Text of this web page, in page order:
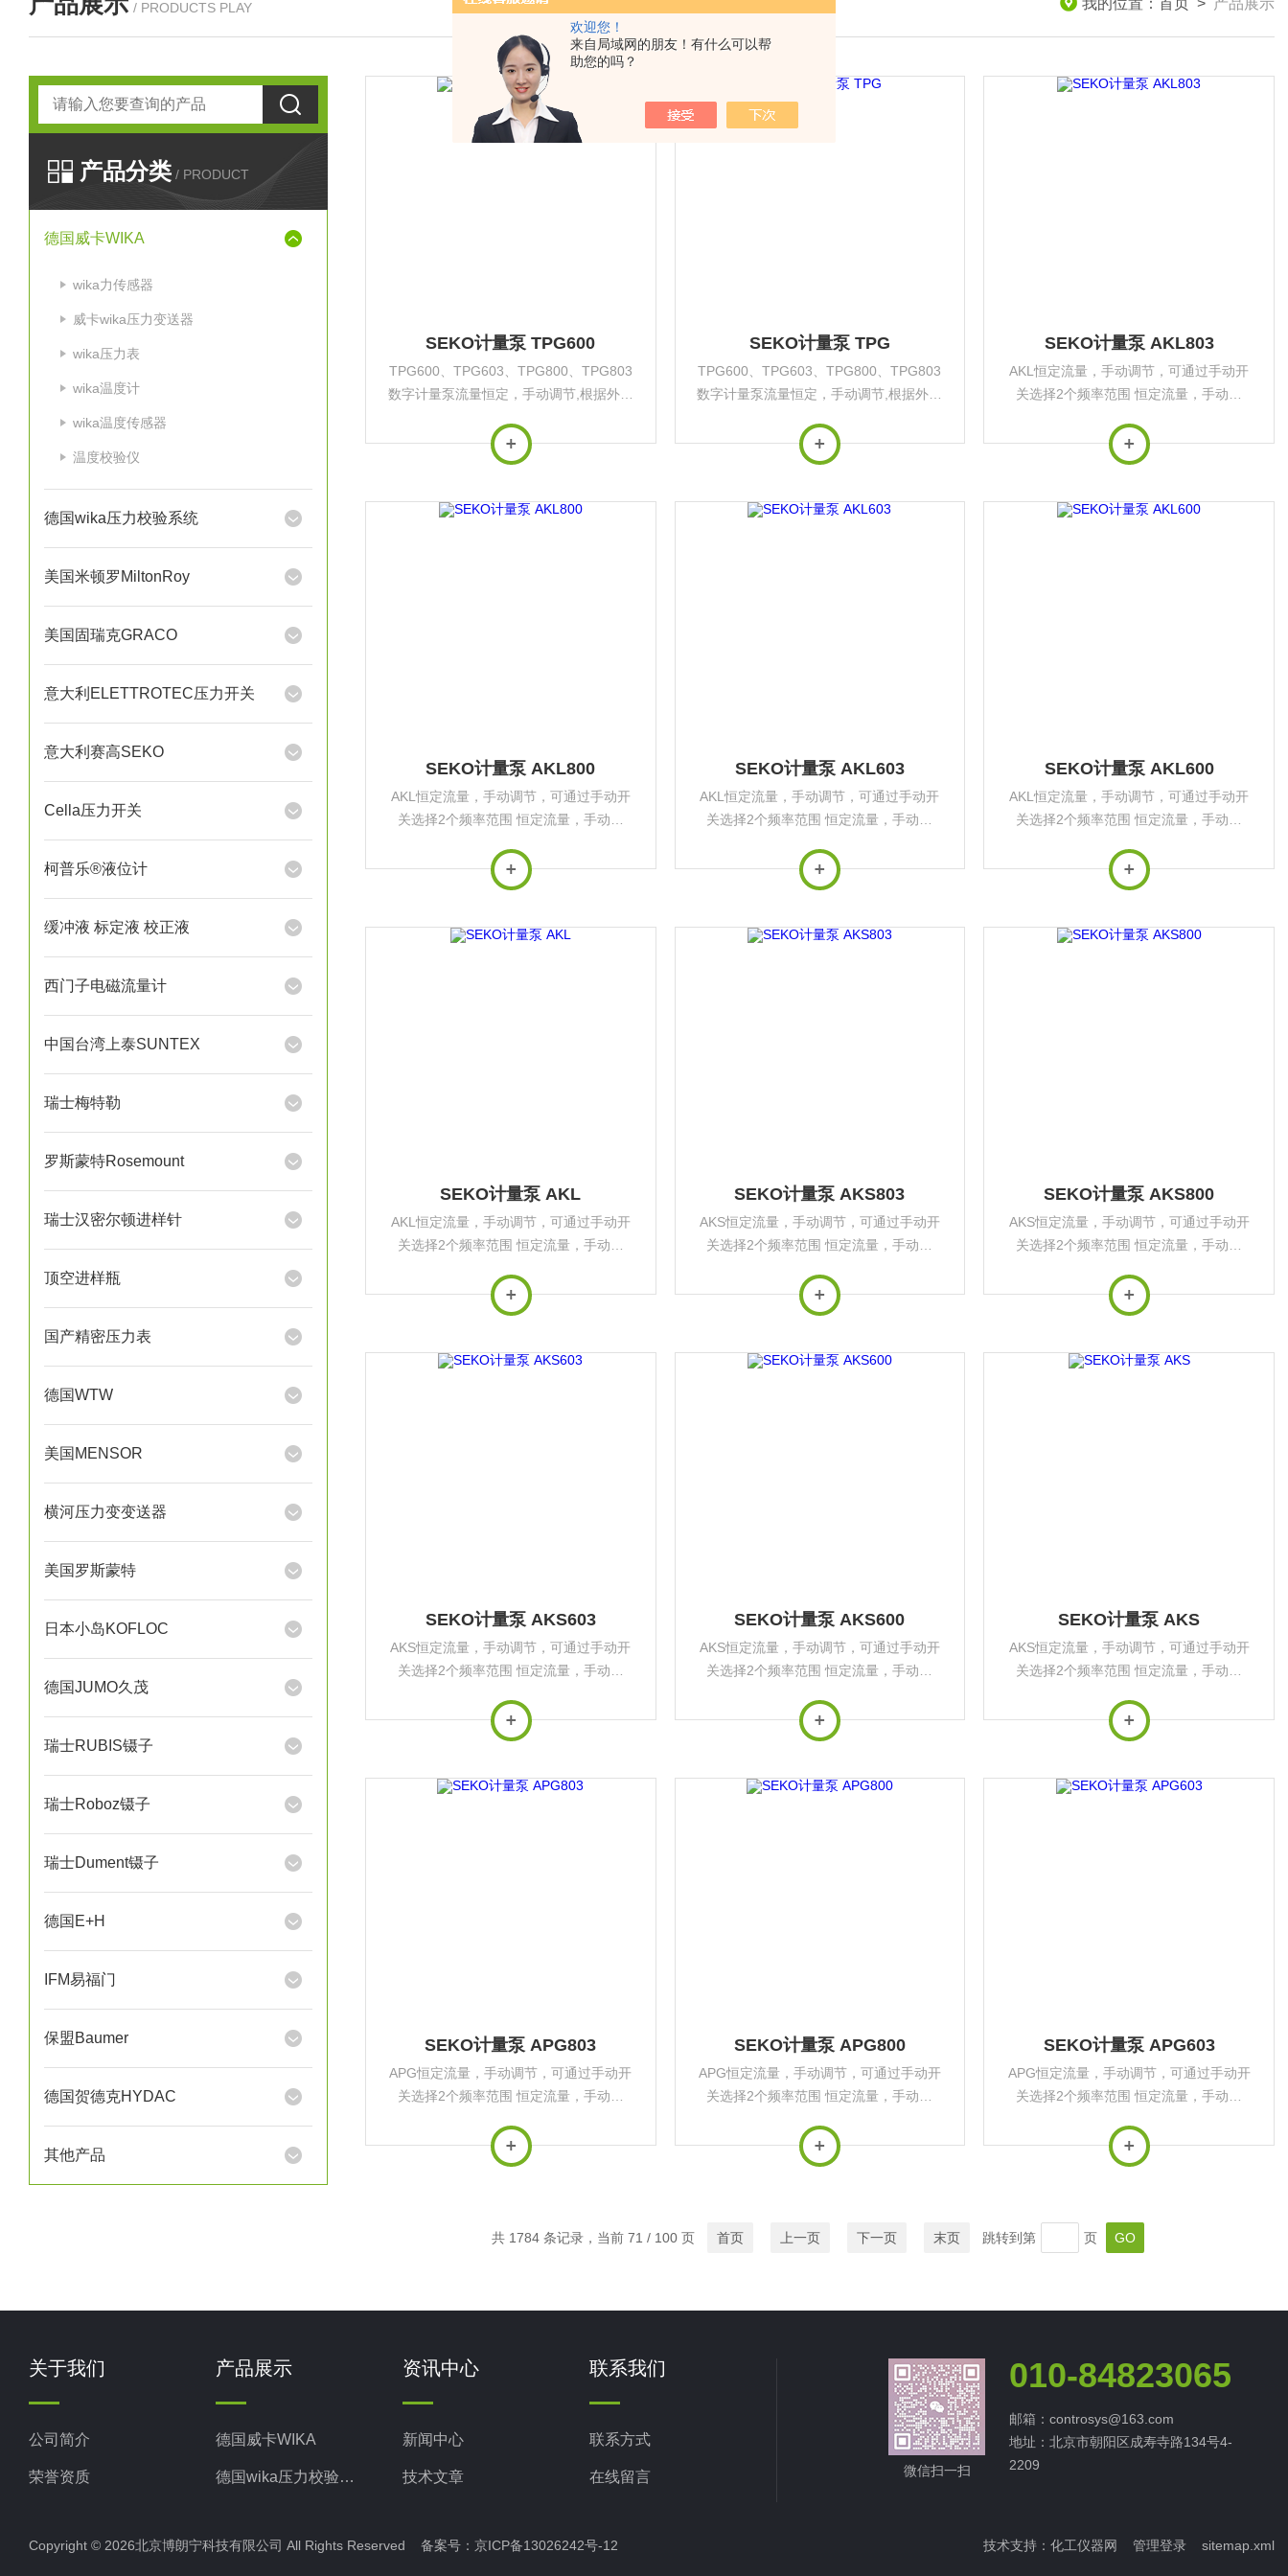
欢迎您！
来自局域网的朋友！有什么可以帮
助您的吗？
/ PRODUCTS PLAY 我的位置： 首页 > 产品展示
产品分类 / PRODUCT
德国威卡WIKA
wika力传感器
威卡wika压力变送器
wika压力表
wika温度计
wika温度传感器
温度校验仪
德国wika压力校验系统
美国米顿罗MiltonRoy
美国固瑞克GRACO
意大利ELETTROTEC压力开关
意大利赛高SEKO
Cella压力开关
柯普乐®液位计
缓冲液 标定液 校正液
西门子电磁流量计
中国台湾上泰SUNTEX
瑞士梅特勒
罗斯蒙特Rosemount
瑞士汉密尔顿进样针
顶空进样瓶
国产精密压力表
德国WTW
美国MENSOR
横河压力变变送器
美国罗斯蒙特
日本小岛KOFLOC
德国JUMO久茂
瑞士RUBIS镊子
瑞士Roboz镊子
瑞士Dument镊子
德国E+H
IFM易福门
保盟Baumer
德国贺德克HYDAC
其他产品
SEKO计量泵 TPG600
TPG600、TPG603、TPG800、TPG803
数字计量泵流量恒定，手动调节,根据外部
流量比例，可以连接液位仪，还带有电源
指示，泵带有安装支架。
SEKO计量泵 TPG
TPG600、TPG603、TPG800、TPG803
数字计量泵流量恒定，手动调节,根据外部
流量比例，可以连接液位仪，还带有电源
指示，泵带有安装支架。
SEKO计量泵 AKL803
AKL恒定流量，手动调节，可通过手动开
关选择2个频率范围 恒定流量，手动调
择2个频率范围同时提供安装支架 可通过
脉冲信号及4-20mA信号进行比例流量控
SEKO计量泵 AKL800
AKL恒定流量，手动调节，可通过手动开
关选择2个频率范围 恒定流量，手动调
择2个频率范围同时提供安装支架 可通过
脉冲信号及4-20mA信号进行比例流量控
SEKO计量泵 AKL603
AKL恒定流量，手动调节，可通过手动开
关选择2个频率范围 恒定流量，手动调
择2个频率范围同时提供安装支架 可通过
脉冲信号及4-20mA信号进行比例流量控
SEKO计量泵 AKL600
AKL恒定流量，手动调节，可通过手动开
关选择2个频率范围 恒定流量，手动调
择2个频率范围同时提供安装支架 可通过
脉冲信号及4-20mA信号进行比例流量控
SEKO计量泵 AKL
AKL恒定流量，手动调节，可通过手动开
关选择2个频率范围 恒定流量，手动调
择2个频率范围同时提供安装支架 可通过
脉冲信号及4-20mA信号进行比例流量控
SEKO计量泵 AKS803
AKS恒定流量，手动调节，可通过手动开
关选择2个频率范围 恒定流量，手动调
择2个频率范围同时提供安装支架 可通过
脉冲信号及4-20mA信号进行比例流量控
SEKO计量泵 AKS800
AKS恒定流量，手动调节，可通过手动开
关选择2个频率范围 恒定流量，手动调
择2个频率范围同时提供安装支架 可通过
脉冲信号及4-20mA信号进行比例流量控
SEKO计量泵 AKS603
AKS恒定流量，手动调节，可通过手动开
关选择2个频率范围 恒定流量，手动调
择2个频率范围同时提供安装支架 可通过
脉冲信号及4-20mA信号进行比例流量控
SEKO计量泵 AKS600
AKS恒定流量，手动调节，可通过手动开
关选择2个频率范围 恒定流量，手动调
择2个频率范围同时提供安装支架 可通过
脉冲信号及4-20mA信号进行比例流量控
SEKO计量泵 AKS
AKS恒定流量，手动调节，可通过手动开
关选择2个频率范围 恒定流量，手动调
择2个频率范围同时提供安装支架 可通过
脉冲信号及4-20mA信号进行比例流量控
SEKO计量泵 APG803
APG恒定流量，手动调节，可通过手动开
关选择2个频率范围 恒定流量，手动调
择2个频率范围同时提供安装支架 可通过
脉冲信号及4-20mA信号进行比例流量控
SEKO计量泵 APG800
APG恒定流量，手动调节，可通过手动开
关选择2个频率范围 恒定流量，手动调
择2个频率范围同时提供安装支架 可通过
脉冲信号及4-20mA信号进行比例流量控
SEKO计量泵 APG603
APG恒定流量，手动调节，可通过手动开
关选择2个频率范围 恒定流量，手动调
择2个频率范围同时提供安装支架 可通过
脉冲信号及4-20mA信号进行比例流量控
共 1784 条记录，当前 71 / 100 页 首页 上一页 下一页 末页 跳转到第 页
关于我们
公司简介
荣誉资质
产品展示
德国威卡WIKA
德国wika压力校验系统
美国固瑞克GRACO
资讯中心
新闻中心
技术文章
联系我们
联系方式
在线留言 微信扫一扫
010-84823065
邮箱：controsys@163.com
地址：北京市朝阳区成寿寺路134号4-
2209
Copyright © 2026北京博朗宁科技有限公司 All Rights Reserved 备案号： 京ICP备13026242号-12 技术支持： 化工仪器网 管理登录 sitemap.xml